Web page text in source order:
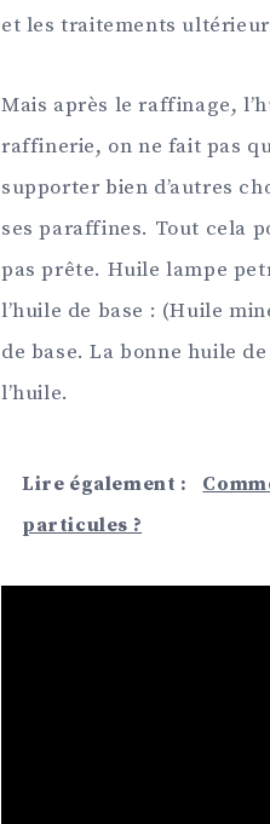
et les traitements
Mais après le raffinage,
raffinerie, on ne fait pas
supporter bien d’autres
ses paraffines. Tout cela
pas prête. Huile lampe
l’huile de base : (Huile
de base. La bonne huile
l’huile.
Lire également :
particules ?